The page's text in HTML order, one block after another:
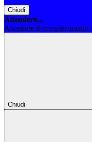
Chiudi
Attendere...
Attendere il completamento
Chiudi